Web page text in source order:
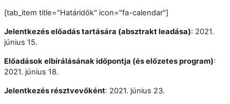
[tab_item title="Határidők" icon="fa-calendar"]
Jelentkezés előadás tartására (absztrakt leadása): 2021.
június 15.
Előadások elbírálásának időpontja (és előzetes program):
2021. június 18.
Jelentkezés résztvevőként: 2021. június 23.